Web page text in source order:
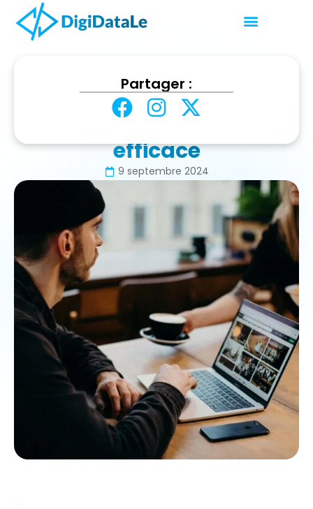
Référencement payant SEA : une stratégie efficace
Référencement payant
efficace
9 septembre 2024
Partager :